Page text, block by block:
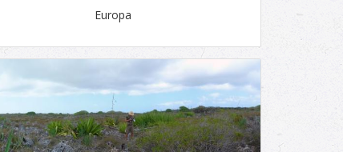
Europa